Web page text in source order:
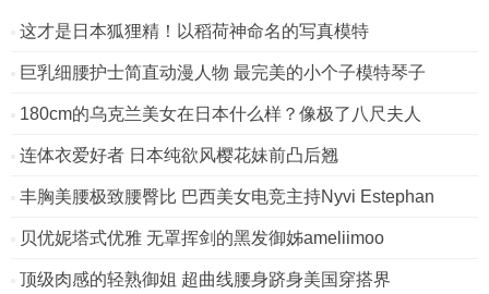
这才是日本狐狸精！以稻荷神命名的写真模特
巨乳细腰护士简直动漫人物 最完美的小个子模特琴子
180cm的乌克兰美女在日本什么样？像极了八尺夫人
连体衣爱好者 日本纯欲风樱花妹前凸后翘
丰胸美腰极致腰臀比 巴西美女电竞主持Nyvi Estephan
贝优妮塔式优雅 无罩挥剑的黑发御姊ameliimoo
顶级肉感的轻熟御姐 超曲线腰身跻身美国穿搭界